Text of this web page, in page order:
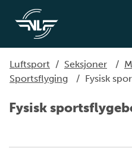
Luftsport / Seksjoner /
Sportsflyging
/ Fysisk
Fysisk